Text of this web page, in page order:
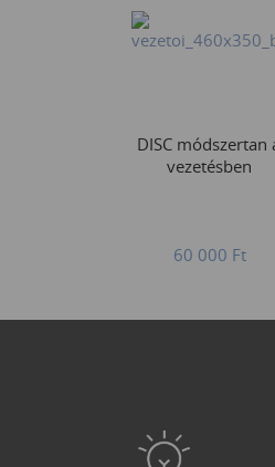
DISC módszertan
vezetésben
60 000 Ft